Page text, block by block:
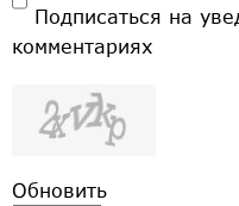
Подписаться на
комментариях
Обновить